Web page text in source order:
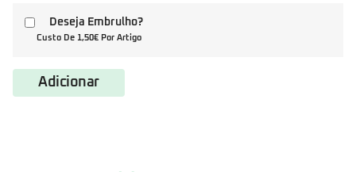
Deseja Embrulho?
Custo De 1,50€ Por Artigo
Adicionar